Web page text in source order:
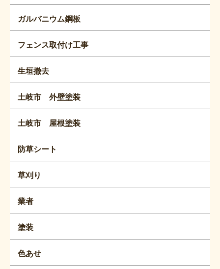
ガルバニウム鋼板
フェンス取付け工事
生垣撤去
土岐市 外壁塗装
土岐市 屋根塗装
防草シート
草刈り
業者
塗装
色あせ